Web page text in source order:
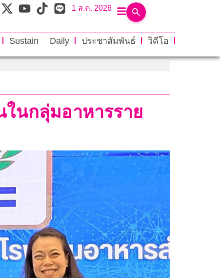
1 ส.ค. 2026
Sustain Daily ประชาสัมพันธ์
วิดีโอ
นกลุ่มอาหารราย